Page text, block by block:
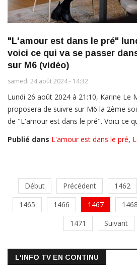
"L'amour est dans le pré"
voici ce qui va se passer
sur M6 (vidéo)
samedi 24 août 2024 - 14:32
Lundi 26 août 2024 à 21:10, Karine Le
proposera de suivre sur M6 la 2ème
de "L'amour est dans le pré". Voici ce
Publié dans L'amour est dans le pré,
Début Précédent 1462
1465
1466 1467 1468
1471
Suivant
L'INFO TV EN CONTINU